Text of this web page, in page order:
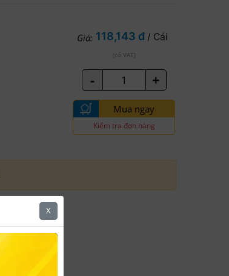
Giá: 118,143 đ / Cái
(có VAT)
- +
Mua ngay
Kiểm tra đơn hàng
X